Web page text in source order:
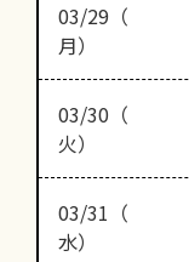
03/29（
月）
03/30（
火）
03/31（
水）